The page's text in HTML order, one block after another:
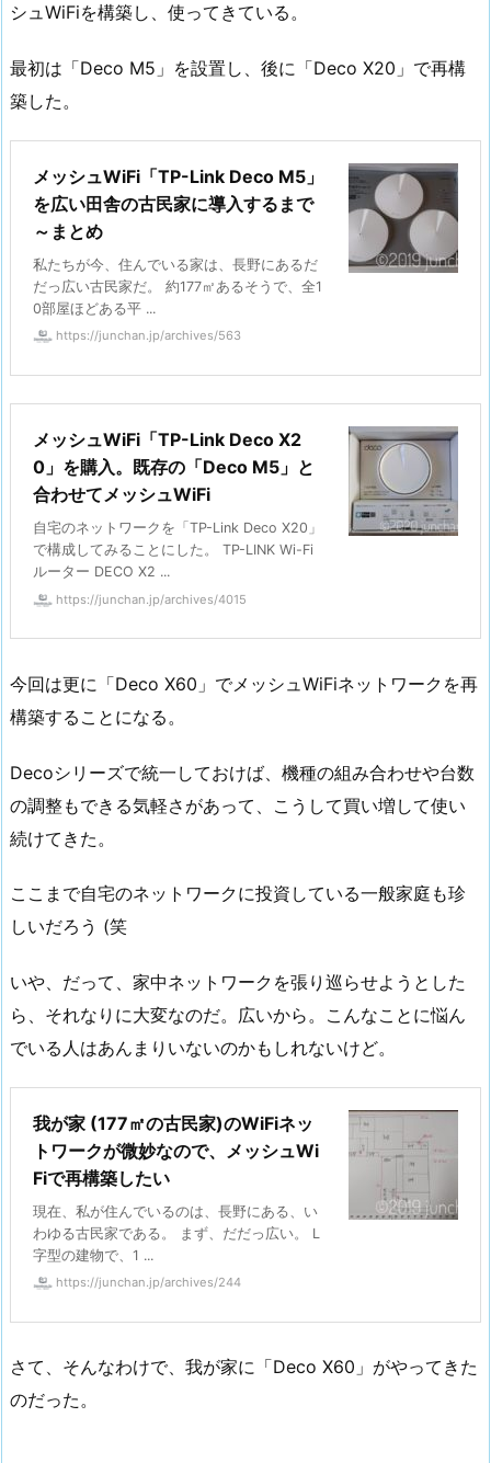
シュWiFiを構築し、使ってきている。
最初は「Deco M5」を設置し、後に「Deco X20」で再構
築した。
メッシュWiFi「TP-Link Deco M5」
を広い田舎の古民家に導入するまで
～まとめ
私たちが今、住んでいる家は、長野にあるだ
だっ広い古民家だ。 約177㎡あるそうで、全1
0部屋ほどある平 ...
https://junchan.jp/archives/563
メッシュWiFi「TP-Link Deco X2
0」を購入。既存の「Deco M5」と
合わせてメッシュWiFi
自宅のネットワークを「TP-Link Deco X20」
で構成してみることにした。 TP-LINK Wi-Fi
ルーター DECO X2 ...
https://junchan.jp/archives/4015
今回は更に「Deco X60」でメッシュWiFiネットワークを再
構築することになる。
Decoシリーズで統一しておけば、機種の組み合わせや台数
の調整もできる気軽さがあって、こうして買い増して使い
続けてきた。
ここまで自宅のネットワークに投資している一般家庭も珍
しいだろう (笑
いや、だって、家中ネットワークを張り巡らせようとした
ら、それなりに大変なのだ。広いから。こんなことに悩ん
でいる人はあんまりいないのかもしれないけど。
我が家 (177㎡の古民家)のWiFiネッ
トワークが微妙なので、メッシュWi
Fiで再構築したい
現在、私が住んでいるのは、長野にある、い
わゆる古民家である。 まず、だだっ広い。 L
字型の建物で、1 ...
https://junchan.jp/archives/244
さて、そんなわけで、我が家に「Deco X60」がやってきた
のだった。